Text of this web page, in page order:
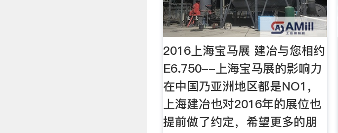
2016上海宝马展 建冶与您相约
E6.750--上海宝马展的影响力
在中国乃亚洲地区都是NO1，
上海建冶也对2016年的展位也
提前做了约定，希望更多的朋